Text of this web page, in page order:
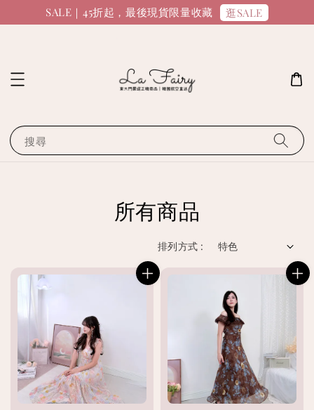
SALE｜45折起，最後現貨限量收藏 逛SALE
搜尋
所有商品
排列方式 :